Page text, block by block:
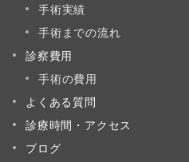
手術実績
手術までの流れ
診察費用
手術の費用
よくある質問
診療時間・アクセス
ブログ